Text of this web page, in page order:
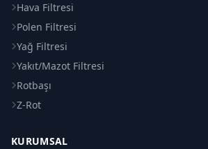
Hava Filtresi
Polen Filtresi
Yağ Filtresi
Yakıt/Mazot Filtresi
Rotbaşı
Z-Rot
KURUMSAL